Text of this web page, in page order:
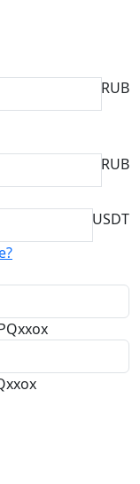
RUB
RUB
USDT